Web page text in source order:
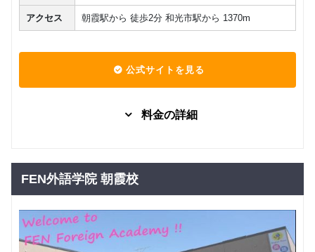
ド
アクセス 朝霞駅から 徒歩2分 和光市駅から 1370m
公式サイトを見る
料金の詳細
小学生コ
ース
36,300円(税込) / 月
回数：8 / 1セッション360分
幼児コー
ス
グループレッスン
36,300円(税込) / 月
FEN外語学院 朝霞校